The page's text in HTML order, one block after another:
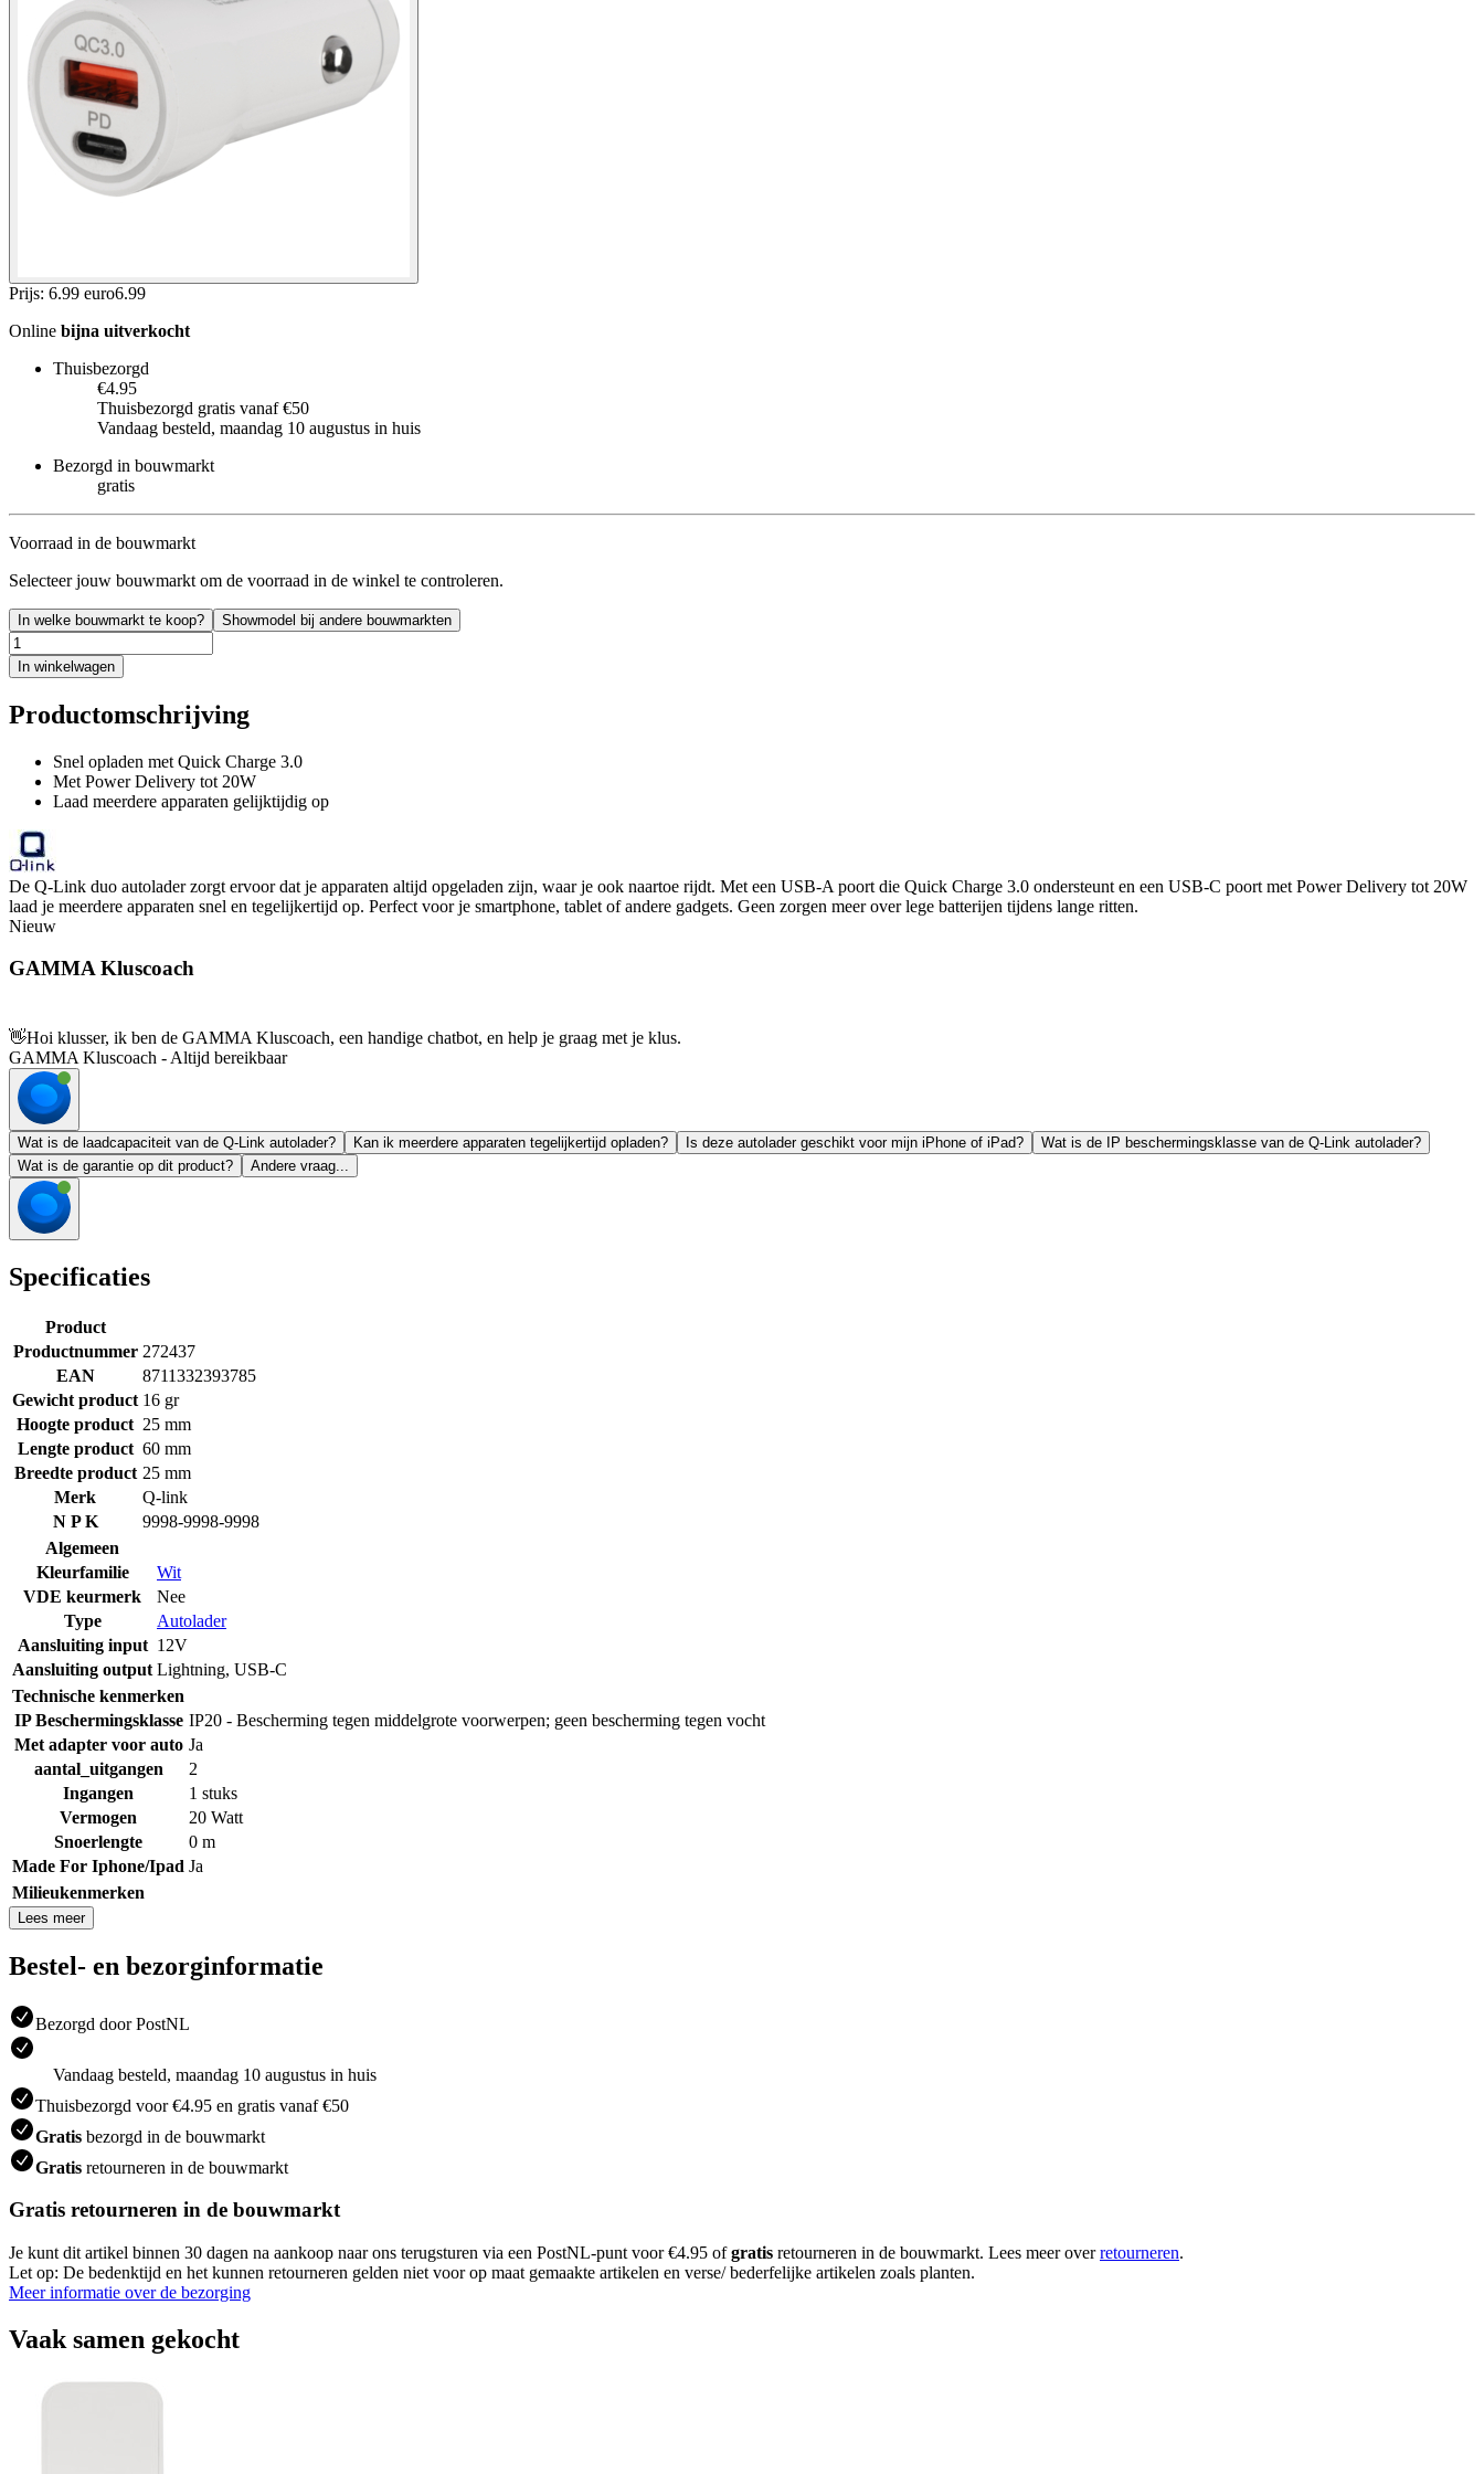
Prijs: 6.99 euro6.99
Online bijna uitverkocht
Thuisbezorgd
€4.95
Thuisbezorgd gratis vanaf €50
Vandaag besteld, maandag 10 augustus in huis
Bezorgd in bouwmarkt
gratis
Voorraad in de bouwmarkt
Selecteer jouw bouwmarkt om de voorraad in de winkel te controleren.
In welke bouwmarkt te koop? Showmodel bij andere bouwmarkten
In winkelwagen
Productomschrijving
Snel opladen met Quick Charge 3.0
Met Power Delivery tot 20W
Laad meerdere apparaten gelijktijdig op
De Q-Link duo autolader zorgt ervoor dat je apparaten altijd opgeladen zijn, waar je ook naartoe rijdt. Met een USB-A poort die Quick Charge 3.0 ondersteunt en een USB-C poort met Power Delivery tot 20W
laad je meerdere apparaten snel en tegelijkertijd op. Perfect voor je smartphone, tablet of andere gadgets. Geen zorgen meer over lege batterijen tijdens lange ritten.
Nieuw
GAMMA Kluscoach
👋Hoi klusser, ik ben de GAMMA Kluscoach, een handige chatbot, en help je graag met je klus.
GAMMA Kluscoach - Altijd bereikbaar
Wat is de laadcapaciteit van de Q-Link autolader? Kan ik meerdere apparaten tegelijkertijd opladen? Is deze autolader geschikt voor mijn iPhone of iPad?
Wat is de IP beschermingsklasse van de Q-Link autolader?
Wat is de garantie op dit product?
Andere vraag...
Specificaties
Product
Productnummer 272437
EAN
8711332393785
Gewicht product 16 gr
Hoogte product 25 mm
Lengte product 60 mm
Breedte product 25 mm
Merk
Q-link
N P K
9998-9998-9998
Algemeen
Kleurfamilie
Wit
VDE keurmerk
Nee
Type
Autolader
Aansluiting input 12V
Aansluiting output Lightning, USB-C
Technische kenmerken
IP Beschermingsklasse IP20 - Bescherming tegen middelgrote voorwerpen; geen bescherming tegen vocht
Met adapter voor auto Ja
aantal_uitgangen
2
Ingangen
1 stuks
Vermogen
20 Watt
Snoerlengte
0 m
Made For Iphone/Ipad Ja
Milieukenmerken
Lees meer
Bestel- en bezorginformatie
Bezorgd door PostNL
Vandaag besteld, maandag 10 augustus in huis
Thuisbezorgd voor €4.95 en gratis vanaf €50
Gratis bezorgd in de bouwmarkt
Gratis retourneren in de bouwmarkt
Gratis retourneren in de bouwmarkt
Je kunt dit artikel binnen 30 dagen na aankoop naar ons terugsturen via een PostNL-punt voor €4.95 ofgratis retourneren in de bouwmarkt. Lees meer overretourneren.
Let op: De bedenktijd en het kunnen retourneren gelden niet voor op maat gemaakte artikelen en verse/ bederfelijke artikelen zoals planten.
Meer informatie over de bezorging
Vaak samen gekocht